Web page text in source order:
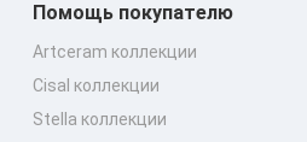
Помощь покупателю
Artceram коллекции
Cisal коллекции
Stella коллекции